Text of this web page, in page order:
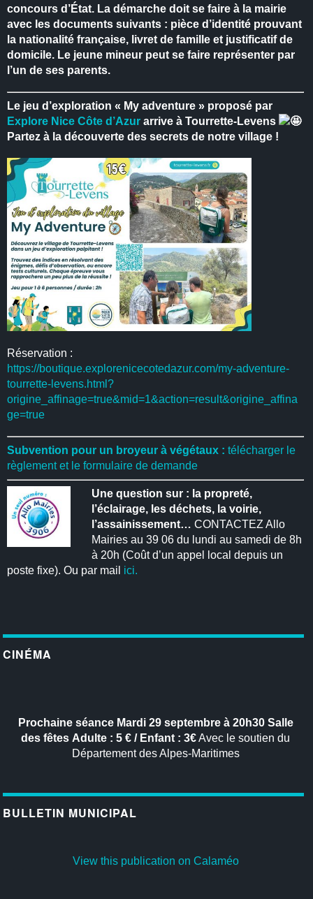
concours d’État. La démarche doit se faire à la mairie
avec les documents suivants : pièce d’identité prouvant
la nationalité française, livret de famille et justificatif de
domicile. Le jeune mineur peut se faire représenter par
l’un de ses parents.
Le jeu d’exploration « My adventure » proposé par
Explore Nice Côte d’Azur arrive à Tourrette-Levens
Partez à la découverte des secrets de notre village !
Réservation :
https://boutique.explorenicecotedazur.com/my-adventure-
tourrette-levens.html?
origine_affinage=true&mid=1&action=result&origine_affina
ge=true
Subvention pour un broyeur à végétaux : télécharger le
règlement et le formulaire de demande
Une question sur : la propreté,
l’éclairage, les déchets, la voirie,
l’assainissement… CONTACTEZ Allo
Mairies au 39 06 du lundi au samedi de 8h
à 20h (Coût d’un appel local depuis un
poste fixe). Ou par mail ici.
CINÉMA
Prochaine séanceMardi 29 septembre à 20h30 Salle
des fêtes Adulte : 5 € / Enfant : 3€Avec le soutien du
Département des Alpes-Maritimes
BULLETIN MUNICIPAL
View this publication on Calaméo